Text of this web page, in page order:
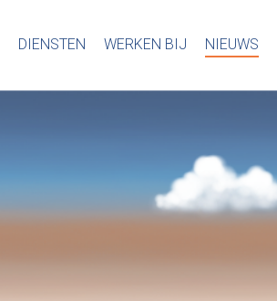
DIENSTEN WERKEN BIJ NIEUWS